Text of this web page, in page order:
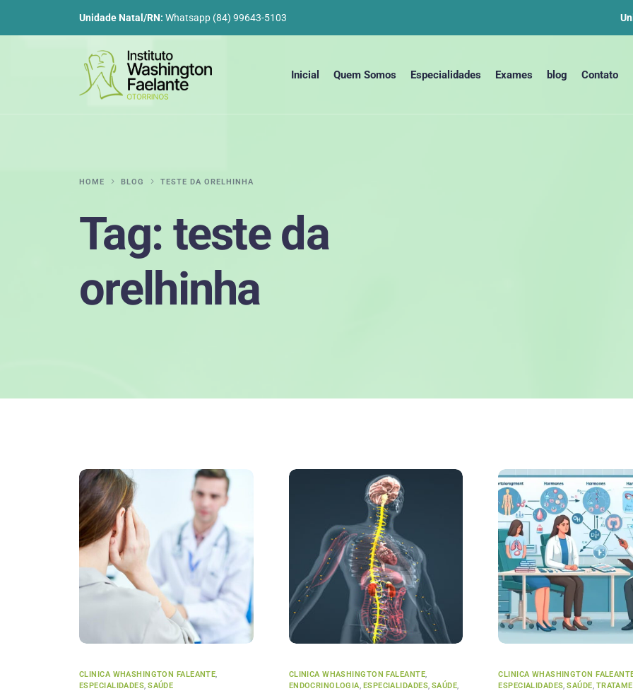
Unidade Natal/RN: Whatsapp (84) 99643-5103
Inicial Quem Somos Especialidades Exames blog Contato
HOME BLOG TESTE DA ORELHINHA
Tag: teste da
orelhinha
CLINICA WHASHINGTON FALEANTE,
ESPECIALIDADES,SAÚDE
CLINICA WHASHINGTON FALEANTE,
ENDOCRINOLOGIA, ESPECIALIDADES, SAÚDE,
CLINICA WHASHINGTON
ESPECIALIDADES,SAÚDE,